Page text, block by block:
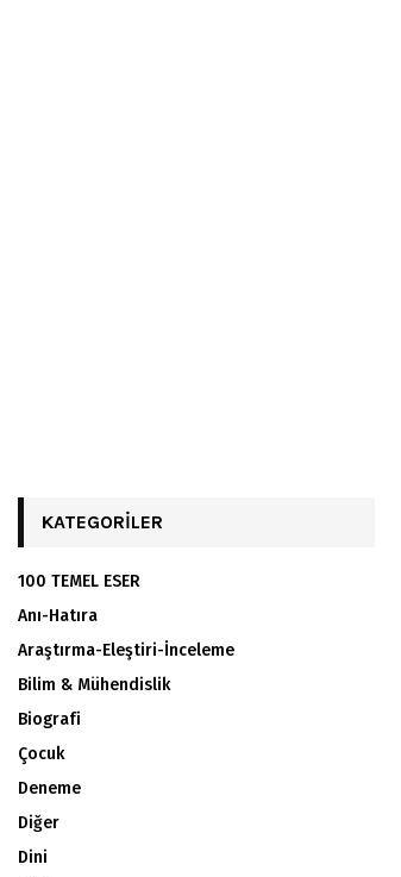
KATEGORILER
100 TEMEL ESER
Anı-Hatıra
Araştırma-Eleştiri-İnceleme
Bilim & Mühendislik
Biografi
Çocuk
Deneme
Diğer
Dini